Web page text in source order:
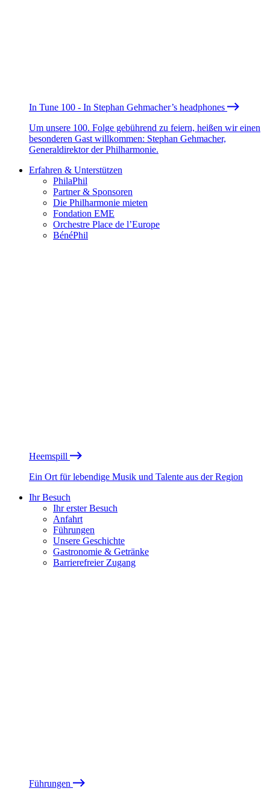
In Tune 100 - In Stephan Gehmacher’s headphones
Um unsere 100. Folge gebührend zu feiern, heißen wir einen
besonderen Gast willkommen: Stephan Gehmacher,
Generaldirektor der Philharmonie.
Erfahren & Unterstützen
PhilaPhil
Partner & Sponsoren
Die Philharmonie mieten
Fondation EME
Orchestre Place de l’Europe
BénéPhil
Heemspill
Ein Ort für lebendige Musik und Talente aus der Region
Ihr Besuch
Ihr erster Besuch
Anfahrt
Führungen
Unsere Geschichte
Gastronomie & Getränke
Barrierefreier Zugang
Führungen